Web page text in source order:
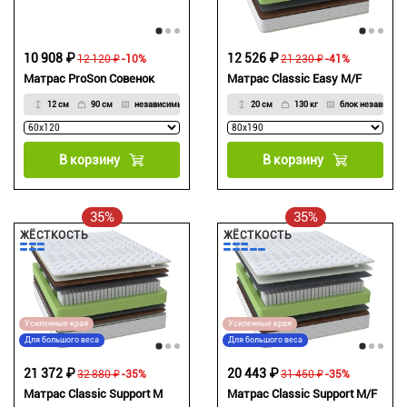
Матрас ProSon Совенок
12 см 90 см независимые
12 120 ₽
10 908 ₽ -10%
В корзину
Матрас Classic Easy M/F
20 см 130 кг блок
21 230 ₽
12 526 ₽ -41%
В корзину
35%
ЖЁСТКОСТЬ
Усиленные края
Для большого веса
Матрас Classic Support M
32 880 ₽
21 372 ₽ -35%
35%
ЖЁСТКОСТЬ
Усиленные края
Для большого веса
Матрас Classic Support M/F
31 450 ₽
20 443 ₽ -35%